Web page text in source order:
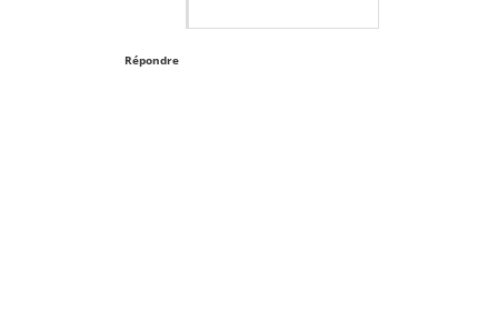
Répondre